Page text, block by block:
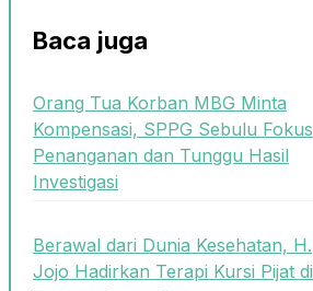
Baca juga
Orang Tua Korban MBG Minta
Kompensasi, SPPG Sebulu Fokus
Penanganan dan Tunggu Hasil
Investigasi
Berawal dari Dunia Kesehatan, H.
Jojo Hadirkan Terapi Kursi Pijat di